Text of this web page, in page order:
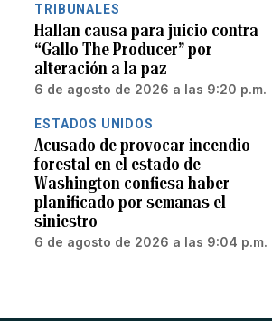
TRIBUNALES
Hallan causa para juicio contra
“Gallo The Producer” por
alteración a la paz
6 de agosto de 2026 a las 9:20 p.m.
ESTADOS UNIDOS
Acusado de provocar incendio
forestal en el estado de
Washington confiesa haber
planificado por semanas el
siniestro
6 de agosto de 2026 a las 9:04 p.m.